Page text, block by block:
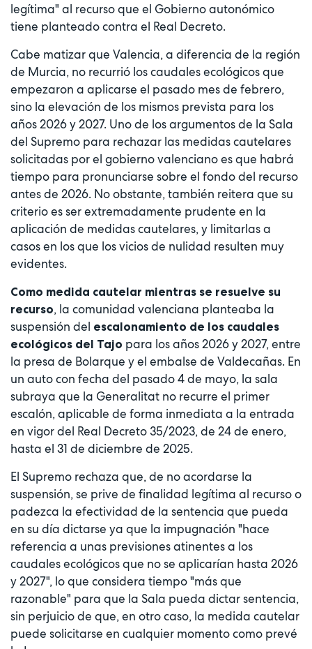
legítima" al recurso que el Gobierno autonómico
tiene planteado contra el Real Decreto.
Cabe matizar que Valencia, a diferencia de la región
de Murcia, no recurrió los caudales ecológicos que
empezaron a aplicarse el pasado mes de febrero,
sino la elevación de los mismos prevista para los
años 2026 y 2027. Uno de los argumentos de la Sala
del Supremo para rechazar las medidas cautelares
solicitadas por el gobierno valenciano es que habrá
tiempo para pronunciarse sobre el fondo del recurso
antes de 2026. No obstante, también reitera que su
criterio es ser extremadamente prudente en la
aplicación de medidas cautelares, y limitarlas a
casos en los que los vicios de nulidad resulten muy
evidentes.
Como medida cautelar mientras se resuelve su
recurso, la comunidad valenciana planteaba la
suspensión del escalonamiento de los caudales
ecológicos del Tajo para los años 2026 y 2027, entre
la presa de Bolarque y el embalse de Valdecañas. En
un auto con fecha del pasado 4 de mayo, la sala
subraya que la Generalitat no recurre el primer
escalón, aplicable de forma inmediata a la entrada
en vigor del Real Decreto 35/2023, de 24 de enero,
hasta el 31 de diciembre de 2025.
El Supremo rechaza que, de no acordarse la
suspensión, se prive de finalidad legítima al recurso o
padezca la efectividad de la sentencia que pueda
en su día dictarse ya que la impugnación "hace
referencia a unas previsiones atinentes a los
caudales ecológicos que no se aplicarían hasta 2026
y 2027", lo que considera tiempo "más que
razonable" para que la Sala pueda dictar sentencia,
sin perjuicio de que, en otro caso, la medida cautelar
puede solicitarse en cualquier momento como prevé